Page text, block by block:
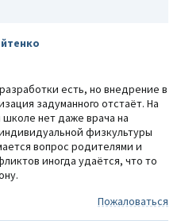
есть, но внедрение в
задуманного отстаёт. На
нет даже врача на
физкультуры
вопрос родителями и
иногда удаётся, что то
Пожаловаться